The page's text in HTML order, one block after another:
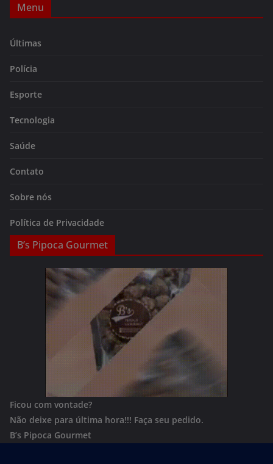
Menu
Últimas
Polícia
Esporte
Tecnologia
Saúde
Contato
Sobre nós
Política de Privacidade
B’s Pipoca Gourmet
Ficou com vontade?
Não deixe para última hora!!! Faça seu pedido.
B’s Pipoca Gourmet